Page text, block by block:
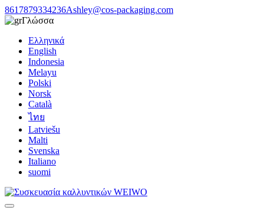
8617879334236Ashley@cos-packaging.com
Γλώσσα
Ελληνικά
English
Indonesia
Melayu
Polski
Norsk
Català
ไทย
Latviešu
Malti
Svenska
Italiano
suomi